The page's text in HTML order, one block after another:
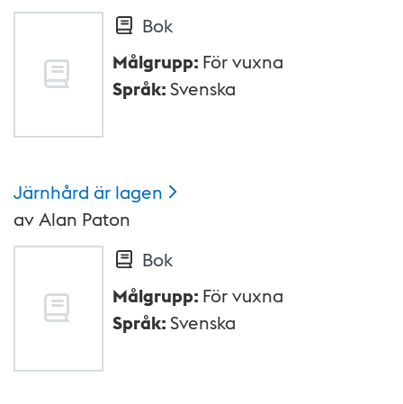
Bok
Målgrupp: För vuxna
Språk:Svenska
Järnhård är lagen
avAlan Paton
Bok
Målgrupp: För vuxna
Språk:Svenska